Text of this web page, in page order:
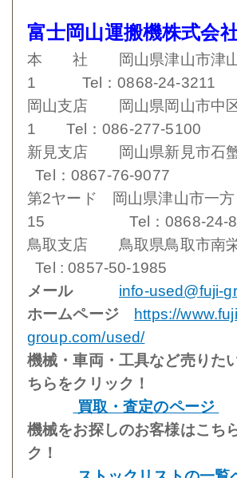
富士岡山運搬機株式会
本 社 岡山県津山市津山
1 Tel：0868-24-3211
岡山支店 岡山県岡山市中
1 Tel：086-277-5100
新見支店 岡山県新見市
Tel：0867-76-9077
第2ヤード 岡山県津山市一方
15 Tel：0868-24-
鳥取支店 鳥取県鳥取市
Tel : 0857-50-1985
メール info-used@fuji-
ホームページ
https://
group.com/used/
機械・車両・工具など売りた
ちらをクリック！
買取・査定のページ
機械をお探しのお客様はこち
ク！